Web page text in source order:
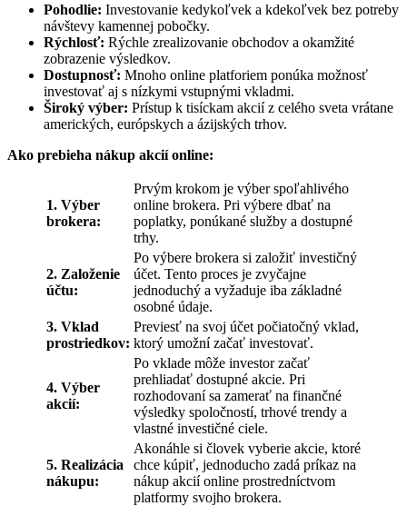
Pohodlie: Investovanie kedykoľvek a kdekoľvek bez potreby
návštevy kamennej pobočky.
Rýchlosť: Rýchle zrealizovanie obchodov a okamžité
zobrazenie výsledkov.
Dostupnosť: Mnoho online platforiem ponúka možnosť
investovať aj s nízkymi vstupnými vkladmi.
Široký výber: Prístup k tisíckam akcií z celého sveta vrátane
amerických, európskych a ázijských trhov.
Ako prebieha nákup akcií online:
1. Výber
brokera:
Prvým krokom je výber spoľahlivého
online brokera. Pri výbere dbať na
poplatky, ponúkané služby a dostupné
trhy.
2. Založenie
účtu:
Po výbere brokera si založiť investičný
účet. Tento proces je zvyčajne
jednoduchý a vyžaduje iba základné
osobné údaje.
3. Vklad
prostriedkov:
Previesť na svoj účet počiatočný vklad,
ktorý umožní začať investovať.
4. Výber
akcií:
Po vklade môže investor začať
prehliadať dostupné akcie. Pri
rozhodovaní sa zamerať na finančné
výsledky spoločností, trhové trendy a
vlastné investičné ciele.
5. Realizácia
nákupu:
Akonáhle si človek vyberie akcie, ktoré
chce kúpiť, jednoducho zadá príkaz na
nákup akcií online prostredníctvom
platformy svojho brokera.